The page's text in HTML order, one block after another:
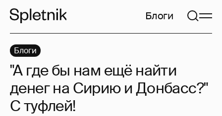
Блоги
Блоги
"А где бы нам ещё найти
денег на Сирию и Донбасс?"
С туфлей!